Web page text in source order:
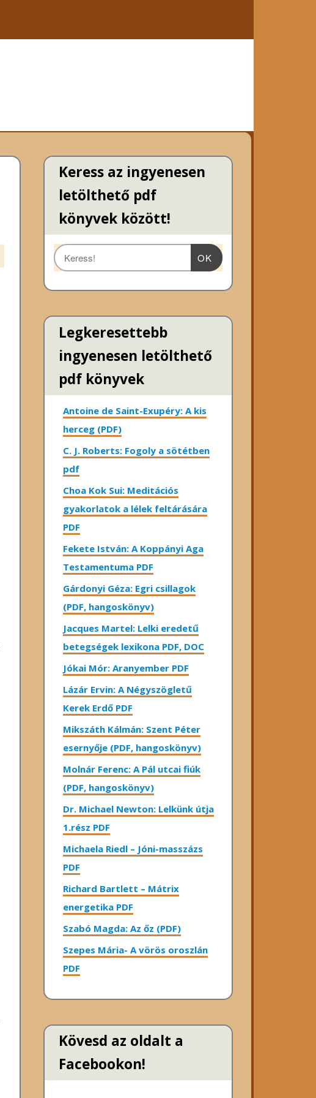
Keress az ingyenesen
letölthető pdf
könyvek között!
OK
Legkeresettebb
ingyenesen letölthető
pdf könyvek
Antoine de Saint-Exupéry: A kis
herceg (PDF)
C. J. Roberts: Fogoly a sötétben
pdf
Choa Kok Sui: Meditációs
gyakorlatok a lélek feltárására
PDF
Fekete István: A Koppányi Aga
Testamentuma PDF
Gárdonyi Géza: Egri csillagok
(PDF, hangoskönyv)
Jacques Martel: Lelki eredetű
betegségek lexikona PDF, DOC
Jókai Mór: Aranyember PDF
Lázár Ervin: A Négyszögletű
Kerek Erdő PDF
Mikszáth Kálmán: Szent Péter
esernyője (PDF, hangoskönyv)
Molnár Ferenc: A Pál utcai fiúk
(PDF, hangoskönyv)
Dr. Michael Newton: Lelkünk útja
1.rész PDF
Michaela Riedl – Jóni-masszázs
PDF
Richard Bartlett – Mátrix
energetika PDF
Szabó Magda: Az őz (PDF)
Szepes Mária- A vörös oroszlán
PDF
Kövesd az oldalt a
Facebookon!